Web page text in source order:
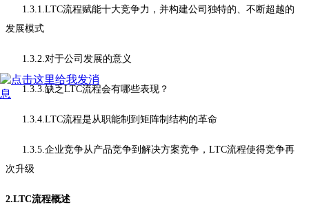
1.3.1.LTC流程赋能十大竞争力，并构建公司独特的、不断超越的
发展模式
1.3.2.对于公司发展的意义
1.3.3.缺乏LTC流程会有哪些表现？
1.3.4.LTC流程是从职能制到矩阵制结构的革命
1.3.5.企业竞争从产品竞争到解决方案竞争，LTC流程使得竞争再
次升级
2.LTC流程概述